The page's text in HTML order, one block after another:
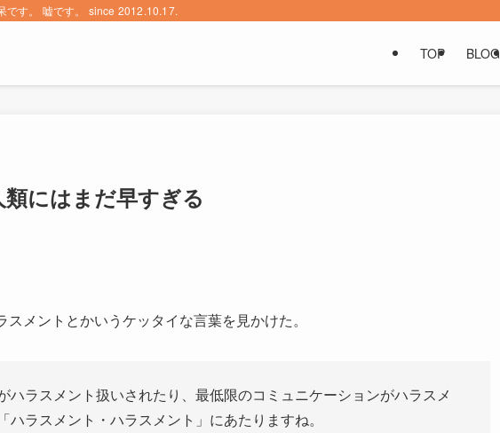
です。 嘘です。 since 2012.10.17.
TOP BLOG
にはまだ早すぎる
メントとかいうケッタイな言葉を見かけた。
ハラスメント扱いされたり、最低限のコミュニケーションがハラスメ
ラスメント・ハラスメント」にあたりますね。